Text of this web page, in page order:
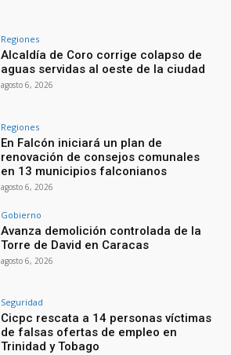
Regiones
Alcaldía de Coro corrige colapso de
aguas servidas al oeste de la ciudad
agosto 6, 2026
Regiones
En Falcón iniciará un plan de
renovación de consejos comunales
en 13 municipios falconianos
agosto 6, 2026
Gobierno
Avanza demolición controlada de la
Torre de David en Caracas
agosto 6, 2026
Seguridad
Cicpc rescata a 14 personas víctimas
de falsas ofertas de empleo en
Trinidad y Tobago